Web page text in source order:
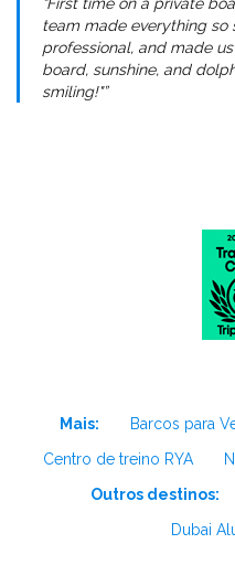
team made everything so
professional, and made
board, sunshine, and
smiling!"”
Mais: Barcos para
Centro de treino RYA
Outros destinos:
Dubai